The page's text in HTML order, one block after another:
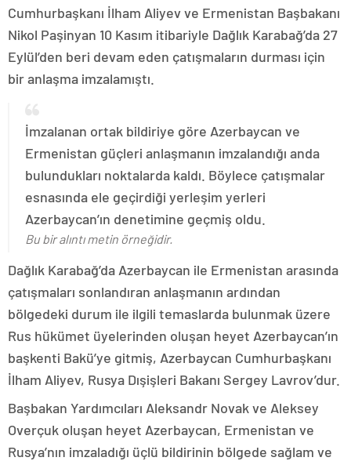
Cumhurbaşkanı İlham Aliyev ve Ermenistan Başbakanı
Nikol Paşinyan 10 Kasım itibariyle Dağlık Karabağ’da 27
Eylül’den beri devam eden çatışmaların durması için
bir anlaşma imzalamıştı.
İmzalanan ortak bildiriye göre Azerbaycan ve
Ermenistan güçleri anlaşmanın imzalandığı anda
bulundukları noktalarda kaldı. Böylece çatışmalar
esnasında ele geçirdiği yerleşim yerleri
Azerbaycan’ın denetimine geçmiş oldu.
Bu bir alıntı metin örneğidir.
Dağlık Karabağ’da Azerbaycan ile Ermenistan arasında
çatışmaları sonlandıran anlaşmanın ardından
bölgedeki durum ile ilgili temaslarda bulunmak üzere
Rus hükümet üyelerinden oluşan heyet Azerbaycan’ın
başkenti Bakü’ye gitmiş, Azerbaycan Cumhurbaşkanı
İlham Aliyev, Rusya Dışişleri Bakanı Sergey Lavrov’dur.
Başbakan Yardımcıları Aleksandr Novak ve Aleksey
Overçuk oluşan heyet Azerbaycan, Ermenistan ve
Rusya’nın imzaladığı üçlü bildirinin bölgede sağlam ve